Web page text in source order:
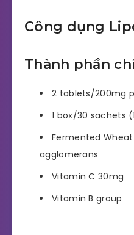
Công dụng
Thành phần
2 tablets/200mg
1 box/30 sachets
Fermented
agglomerans
Vitamin C 30mg
Vitamin B group